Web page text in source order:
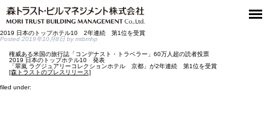
2019 日本のトップホテル10 2年連続 第1位を受賞
Posted 2019年10月8日 by mtbmhp
権威ある米国の旅行誌「コンデナスト・トラベラー」60万人超の読者投票
2019 日本のトップホテル10 発表
「翠嵐 ラグジュアリーコレクションホテル 京都」が2年連続 第1位を受賞
[森トラストのプレスリリース]
filed under: